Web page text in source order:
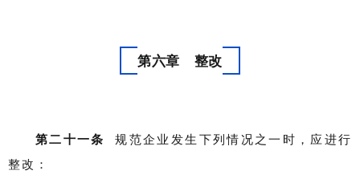
第六章 整改
第二十一条
规范企业发生下列情况之一时，应进行
整改：